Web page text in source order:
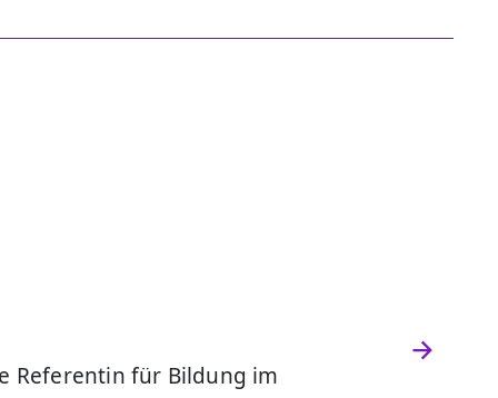
Referentin für Bildung im